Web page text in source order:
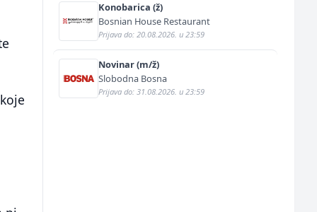
Konobarica (ž)
Bosnian House Restaurant
Prijava do: 20.08.2026. u 23:59
Novinar (m/ž)
Slobodna Bosna
Prijava do: 31.08.2026. u 23:59